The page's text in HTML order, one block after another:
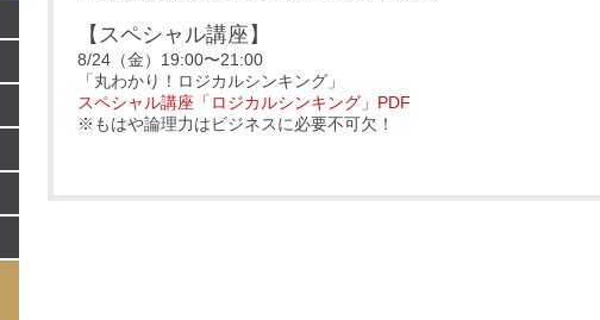
【スペシャル講座】
8/24（金）19:00〜21:00
「丸わかり！ロジカルシンキング」
スペシャル講座「ロジカルシンキング」PDF
※もはや論理力はビジネスに必要不可欠！